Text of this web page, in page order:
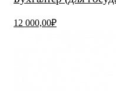
12 000,00₽